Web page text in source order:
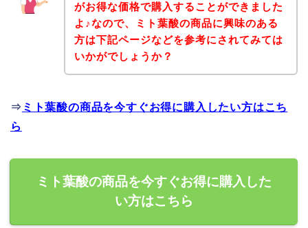
がお得な価格で購入することができました
よ♪なので、ミト葉酸の商品に興味のある
方は下記ページなどを参考にされてみては
いかがでしょうか？
⇒ ミト葉酸の商品を今すぐお得に購入したい方はこち
ら
ミト葉酸の商品を今すぐお得に購入した
い方はこちら